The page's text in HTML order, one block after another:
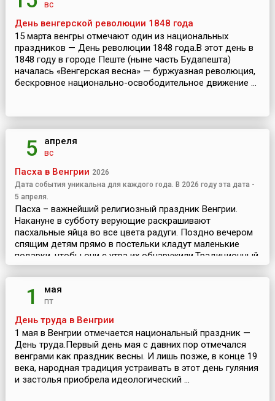
вс
День венгерской революции 1848 года
15 марта венгры отмечают один из национальных
праздников — День революции 1848 года.В этот день в
1848 году в городе Пеште (ныне часть Будапешта)
началась «Венгерская весна» — буржуазная революция,
бескровное национально-освободительное движение ...
5 апреля
вс
Пасха в Венгрии 2026
Дата события уникальна для каждого года. В 2026 году эта дата -
5 апреля.
Пасха – важнейший религиозный праздник Венгрии.
Накануне в субботу верующие раскрашивают
пасхальные яйца во все цвета радуги. Поздно вечером
спящим детям прямо в постельки кладут маленькие
подарки, чтобы они с утра их обнаружили.Традиционный
праз...
1 мая
пт
День труда в Венгрии
1 мая в Венгрии отмечается национальный праздник —
День труда.Первый день мая с давних пор отмечался
венграми как праздник весны. И лишь позже, в конце 19
века, народная традиция устраивать в этот день гуляния
и застолья приобрела идеологический ...